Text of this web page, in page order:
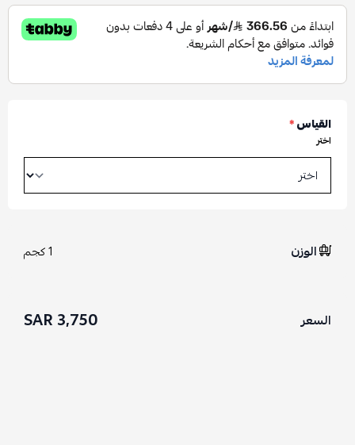
القياس*
اختر
الوزن 1 كجم
السعر 3,750 SAR